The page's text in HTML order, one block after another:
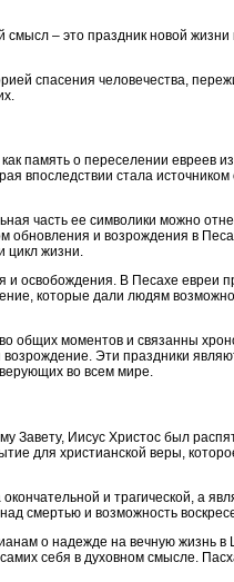
– это праздник новой жизни
спасения человечества,
память о переселении евреев
впоследствии стала
часть ее символики можно
и возрождения в
цикл жизни.
и освобождения. В Песахе евреи
которые дали людям
общих моментов и связанны
Эти праздники
во всем мире.
Завету, Иисус Христос был
для христианской веры,
и трагической, а
смертью и возможность
о надежде на вечную жизнь в
себя в духовном смысле.